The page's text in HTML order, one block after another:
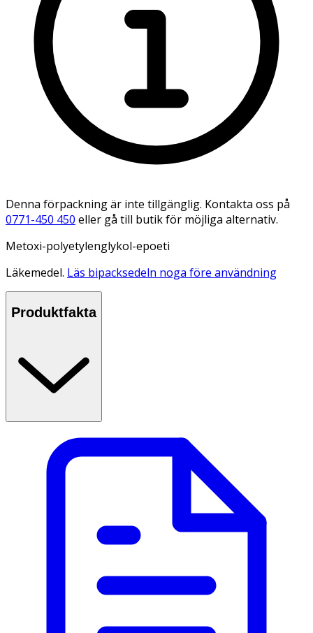
Denna förpackning är inte tillgänglig. Kontakta oss på
0771-450 450 eller gå till butik för möjliga alternativ.
Metoxi-polyetylenglykol-epoeti
Läkemedel. Läs bipacksedeln noga före användning
Produktfakta